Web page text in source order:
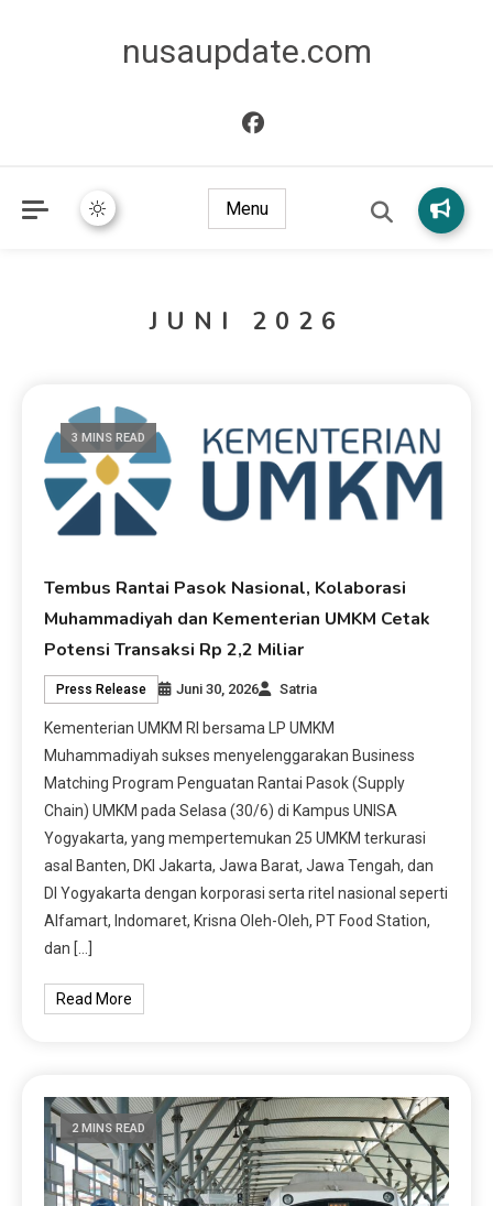
nusaupdate.com
Menu
JUNI 2026
3 MINS READ
Tembus Rantai Pasok Nasional, Kolaborasi
Muhammadiyah dan Kementerian UMKM Cetak
Potensi Transaksi Rp 2,2 Miliar
Press Release Juni 30, 2026 Satria
Kementerian UMKM RI bersama LP UMKM
Muhammadiyah sukses menyelenggarakan Business
Matching Program Penguatan Rantai Pasok (Supply
Chain) UMKM pada Selasa (30/6) di Kampus UNISA
Yogyakarta, yang mempertemukan 25 UMKM terkurasi
asal Banten, DKI Jakarta, Jawa Barat, Jawa Tengah, dan
DI Yogyakarta dengan korporasi serta ritel nasional seperti
Alfamart, Indomaret, Krisna Oleh-Oleh, PT Food Station,
dan […]
Read More
2 MINS READ